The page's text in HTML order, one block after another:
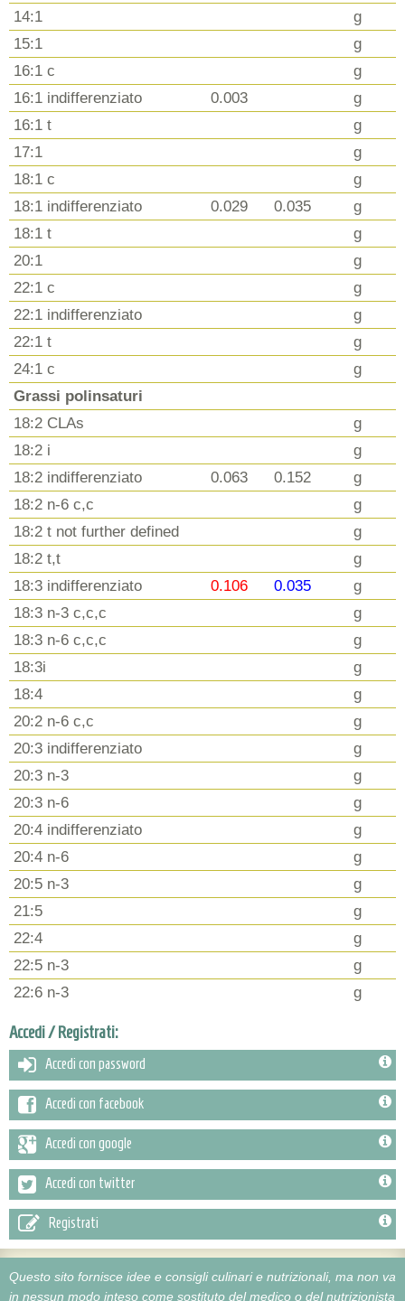
14:1
g
15:1
g
16:1 c
g
16:1 indifferenziato
0.003
g
16:1 t
g
17:1
g
18:1 c
g
18:1 indifferenziato
0.029 0.035
g
18:1 t
g
20:1
g
22:1 c
g
22:1 indifferenziato
g
22:1 t
g
24:1 c
g
Grassi polinsaturi
18:2 CLAs
g
18:2 i
g
18:2 indifferenziato
0.063 0.152
g
18:2 n-6 c,c
g
18:2 t not further defined
g
18:2 t,t
g
18:3 indifferenziato
0.106 0.035
g
18:3 n-3 c,c,c
g
18:3 n-6 c,c,c
g
18:3i
g
18:4
g
20:2 n-6 c,c
g
20:3 indifferenziato
g
20:3 n-3
g
20:3 n-6
g
20:4 indifferenziato
g
20:4 n-6
g
20:5 n-3
g
21:5
g
22:4
g
22:5 n-3
g
22:6 n-3
g
Accedi / Registrati:
Accedi con password
Accedi con facebook
Accedi con google
Accedi con twitter
Registrati
Questo sito fornisce idee e consigli culinari e nutrizionali, ma non va
in nessun modo inteso come sostituto del medico o del nutrizionista